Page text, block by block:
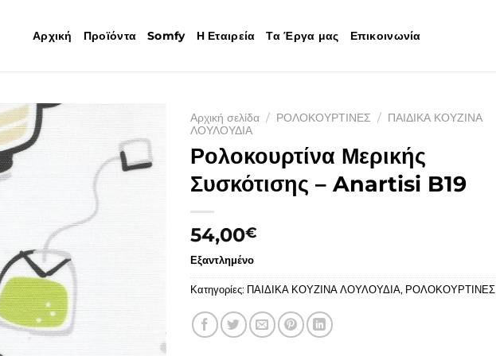
Αρχική Προϊόντα Somfy Η Εταιρεία Τα Έργα μας Επικοινωνία
Αρχική σελίδα / ΡΟΛΟΚΟΥΡΤΙΝΕΣ / ΠΑΙΔΙΚΑ ΚΟΥΖΙΝΑ
ΛΟΥΛΟΥΔΙΑ
Ρολοκουρτίνα Μερικής
Συσκότισης – Anartisi B19
54,00€
Εξαντλημένο
Κατηγορίες: ΠΑΙΔΙΚΑ ΚΟΥΖΙΝΑ ΛΟΥΛΟΥΔΙΑ, ΡΟΛΟΚΟΥΡΤΙΝΕΣ